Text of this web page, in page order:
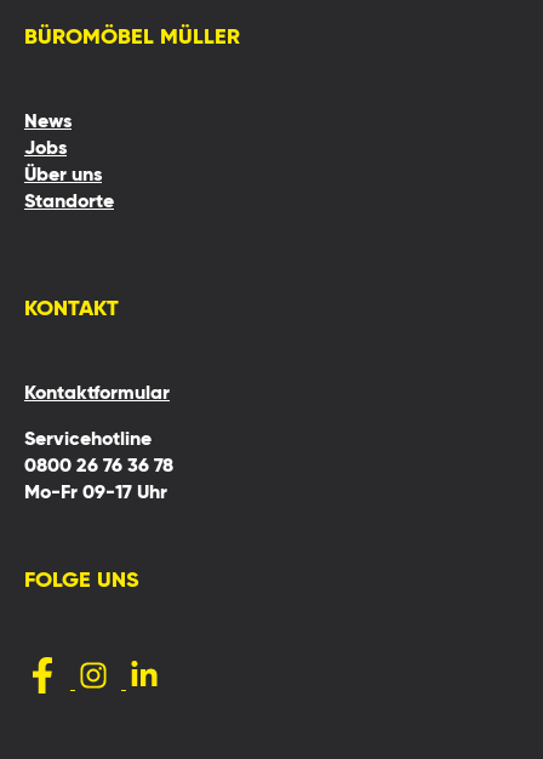
BÜROMÖBEL MÜLLER
News
Jobs
Über uns
Standorte
KONTAKT
Kontaktformular
Servicehotline
0800 26 76 36 78
Mo-Fr 09-17 Uhr
FOLGE UNS